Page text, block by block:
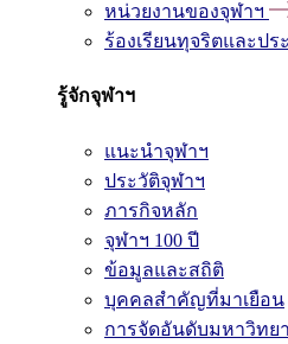
หน่วยงานของจุฬาฯ
ร้องเรียนทุจริตและป
รู้จักจุฬาฯ
แนะนำจุฬาฯ
ประวัติจุฬาฯ
ภารกิจหลัก
จุฬาฯ 100 ปี
ข้อมูลและสถิติ
บุคคลสำคัญที่มาเยือน
การจัดอันดับมหาวิทย